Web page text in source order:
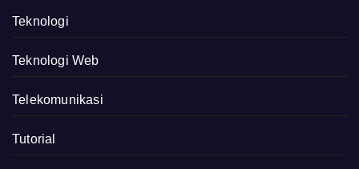
Teknologi
Teknologi Web
Telekomunikasi
Tutorial